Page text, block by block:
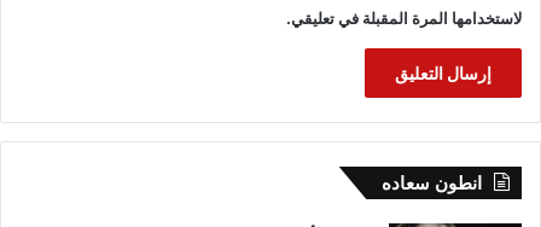
لاستخدامها المرة المقبلة في تعليقي.
انطون سعاده